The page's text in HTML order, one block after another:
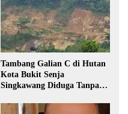
Tambang Galian C di Hutan
Kota Bukit Senja
Singkawang Diduga Tanpa